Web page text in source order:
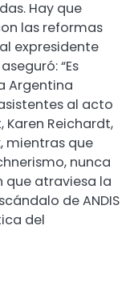
Hay que
las reformas
expresidente
“Es
Argentina
al acto
Karen Reichardt,
mientras que
nunca
que atraviesa la
de ANDIS
del